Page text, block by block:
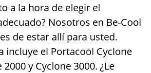
a la hora de elegir el
Nosotros en Be-Cool
de estar allí para usted.
incluye el Portacool Cyclone
2000 y Cyclone 3000. ¿Le